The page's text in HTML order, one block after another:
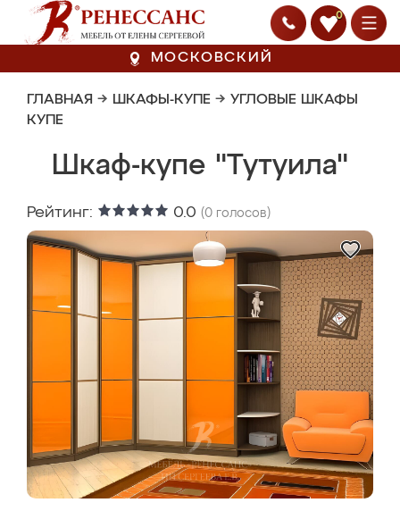
0
МОСКОВСКИЙ
ГЛАВНАЯ → ШКАФЫ-КУПЕ → УГЛОВЫЕ ШКАФЫ
КУПЕ
Шкаф-купе "Тутуила"
Рейтинг: 0.0 (0 голосов)